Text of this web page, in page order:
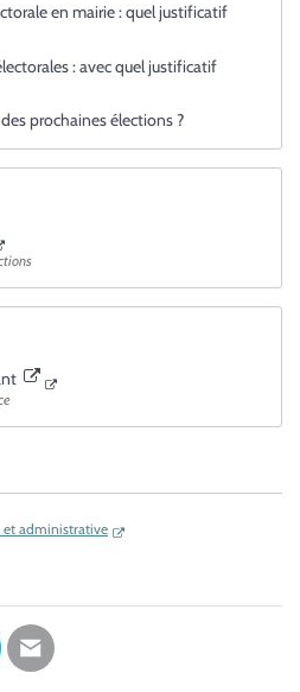
en mairie : quel justificatif
: avec quel justificatif
prochaines élections ?
administrative
Partager